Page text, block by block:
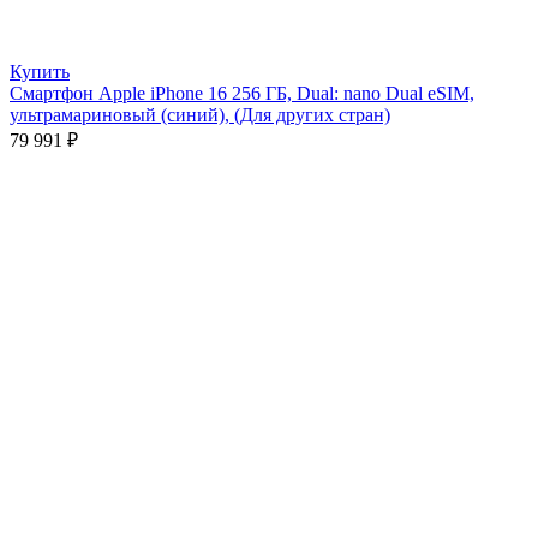
Купить
Смартфон Apple iPhone 16 256 ГБ, Dual: nano Dual eSIM,
ультрамариновый (синий), (Для других стран)
79 991 ₽